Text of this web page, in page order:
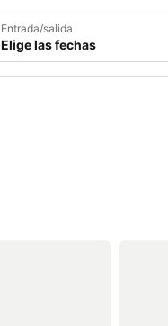
Entrada/salida
Elige las fechas